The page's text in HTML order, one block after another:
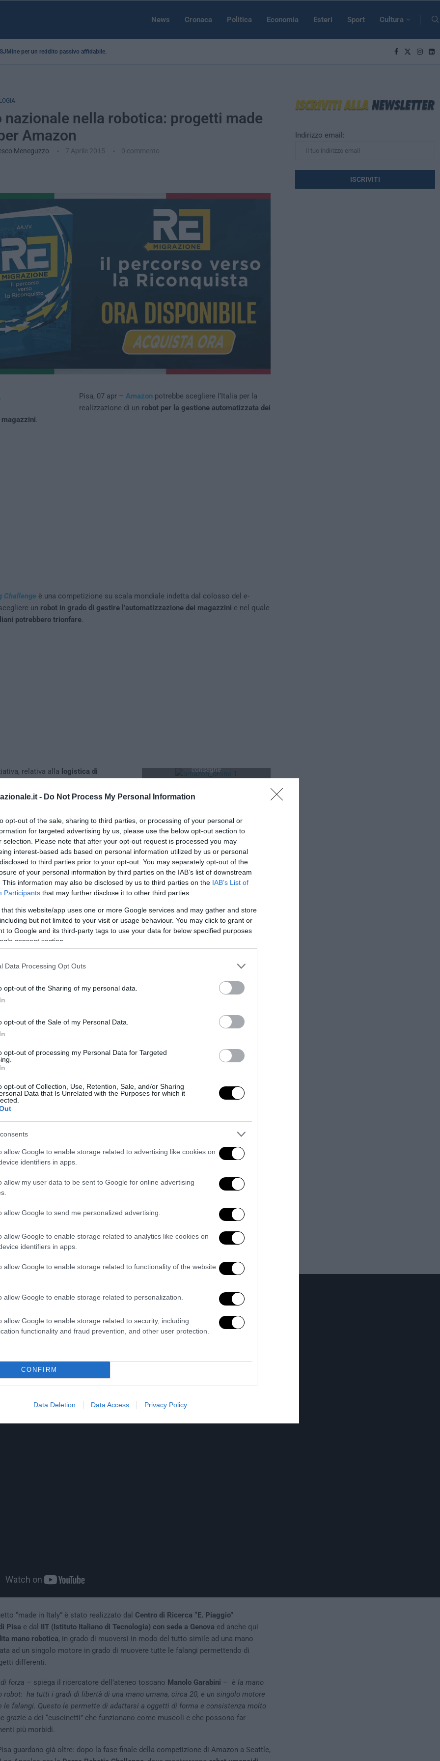
- Do Not Process My Personal Information
opt-out of the sale, sharing to third parties, or processing of your personal or
for targeted advertising by us, please use the below opt-out section to
selection. Please note that after your opt-out request is processed you may
interest-based ads based on personal information utilized by us or personal
to third parties prior to your opt-out. You may separately opt-out of the
of your personal information by third parties on the IAB’s list of downstream
This information may also be disclosed by us to third parties on the IAB’s List of
Participants that may further disclose it to other third parties.
that this website/app uses one or more Google services and may gather and store
but not limited to your visit or usage behaviour. You may click to grant or
to Google and its third-party tags to use your data for below specified purposes
consent section.
Data Processing Opt Outs
opt-out of the Sharing of my personal data.
opt-out of the Sale of my Personal Data.
opt-out of processing my Personal Data for Targeted
opt-out of Collection, Use, Retention, Sale, and/or Sharing
Data that Is Unrelated with the Purposes for which it
allow Google to enable storage related to advertising like cookies on
identifiers in apps.
allow my user data to be sent to Google for online advertising
allow Google to send me personalized advertising.
allow Google to enable storage related to analytics like cookies on
identifiers in apps.
allow Google to enable storage related to functionality of the website
allow Google to enable storage related to personalization.
allow Google to enable storage related to security, including
functionality and fraud prevention, and other user protection.
CONFIRM
Data Deletion Data Access Privacy Policy
News Cronaca Politica Economia Esteri Sport Cultura
per un reddito passivo affidabile...
nazionale nella robotica: progetti made
Amazon
Meneguzzo 7 Aprile 2015 0 commento
Pisa, 07 apr – Amazonpotrebbe scegliere l’Italia per la
realizzazione di un robot per la gestione automatizzata dei
.
Challenge è una competizione su scala mondiale indetta dal colosso del e-
un robot in grado di gestire l’automatizzazione dei magazzini e nel quale
potrebbero trionfare.
consegne
relativa alla logistica di
dell’automazione più avveniristico, che vede il gigante globale della distribuzione
degli speciali robot che dovranno occuparsi dell’automatizzazione dei
del gigante dell’e-commerce, passando dal prelievo dal giusto scaffale
spedire, fino all’imballaggio e la preparazione per la spedizione. Lo scopo di
di stimolare università e centri di ricerca del mondo a escogitare soluzioni
per prendere dagli scaffali gli oggetti ordinati dai clienti online – dai libri
– e riporli in pacchi pronti per la spedizione.
di ricerca in concorso, troviamo anchedue progetti sviluppati da team italiani
quello del
in grado di muoversi in sei direzioni e dotato di due “mani”, una addirittura del
mondo della robotica.
999) per realizzare un “braccio” con sei gradi di libertà, ovvero che si muove in sei
precisione al millimetro e una grande velocità di movimento”.
ovvero le “mani”, sono due, di cui una, sottolinea il ricercatore, “
c’è niente di commerciale di questo tipo al momento”. Il “cervello” del robot è un
“
” che unito a una webcam fa in modo
un ottimo lavoro– afferma Manuel Del Verme, che aggiunge: “
In un momento in
a credere che non ci fossero buone possibilità per restare in Italia, i fatti
“made in Italy” è stato realizzato dal Centro di Ricerca “E. Piaggio”
Pisa e dal IIT (Istituto Italiano di Tecnologia) con sede a Genova ed anche qui
mano robotica, in grado di muoversi in modo del tutto simile ad una mano
ad un singolo motore in grado di muovere tutte le falangi permettendo di
differenti.
forza – spiega il ricercatore dell’ateneo toscano Manolo Garabini – è la mano
robot: ha tutti i gradi di libertà di una mano umana, circa 20, e un singolo motore
le falangi. Questo le permette di adattarsi a oggetti di forma e consistenza molto
grazie a dei “cuscinetti” che funzionano come muscoli e che possono far
più morbidi.
guardano già oltre: dopo la fase finale della competizione di Amazon a Seattle,
Indirizzo email: